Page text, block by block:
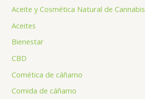
Aceite y Cosmética Natural de Cannabis
Aceites
Bienestar
CBD
Comética de cáñamo
Comida de cáñamo